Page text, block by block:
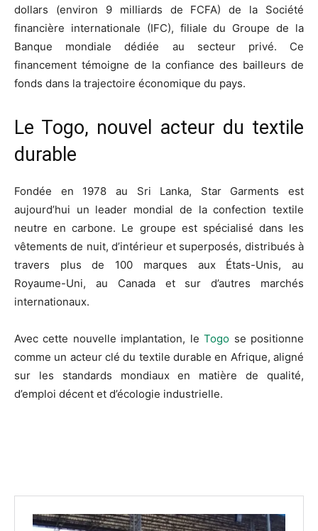
dollars (environ 9 milliards de FCFA) de la Société
financière internationale (IFC), filiale du Groupe de la
Banque mondiale dédiée au secteur privé. Ce
financement témoigne de la confiance des bailleurs de
fonds dans la trajectoire économique du pays.
Le Togo, nouvel acteur du textile
durable
Fondée en 1978 au Sri Lanka, Star Garments est
aujourd’hui un leader mondial de la confection textile
neutre en carbone. Le groupe est spécialisé dans les
vêtements de nuit, d’intérieur et superposés, distribués à
travers plus de 100 marques aux États-Unis, au
Royaume-Uni, au Canada et sur d’autres marchés
internationaux.
Avec cette nouvelle implantation, leTogo se positionne
comme un acteur clé du textile durable en Afrique, aligné
sur les standards mondiaux en matière de qualité,
d’emploi décent et d’écologie industrielle.